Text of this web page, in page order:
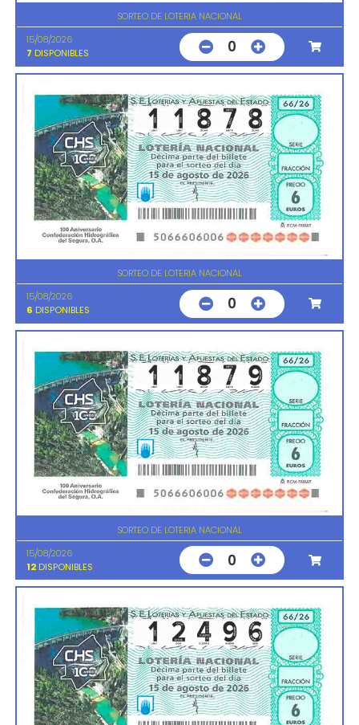
SORTEO DE LOTERIA NACIONAL
15/08/2026
7 DISPONIBLES 0
SORTEO DE LOTERIA NACIONAL
15/08/2026
6 DISPONIBLES 0
SORTEO DE LOTERIA NACIONAL
15/08/2026
12 DISPONIBLES 0